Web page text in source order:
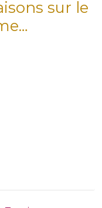
sur le